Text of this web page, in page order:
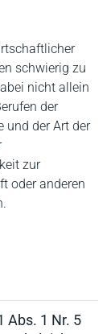
schwierig zu
nicht allein
der
und der Art der
zur
oder anderen
Abs. 1 Nr. 5